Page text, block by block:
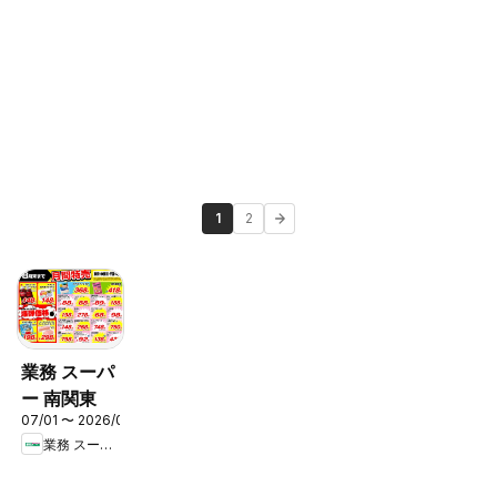
1 2
業務 スーパ
ー 南関東
07/01 〜 2026/08/31
業務 スーパー